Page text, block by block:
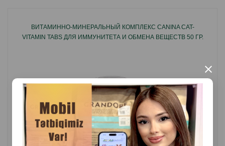
×
Бренд:Trixie.
ВИТАМИННО-МИНЕРАЛЬНЫЙ КОМПЛЕКС CANINA CAT-
VITAMIN TABS ДЛЯ ИММУНИТЕТА И ОБМЕНА ВЕЩЕСТВ 50 ГР.